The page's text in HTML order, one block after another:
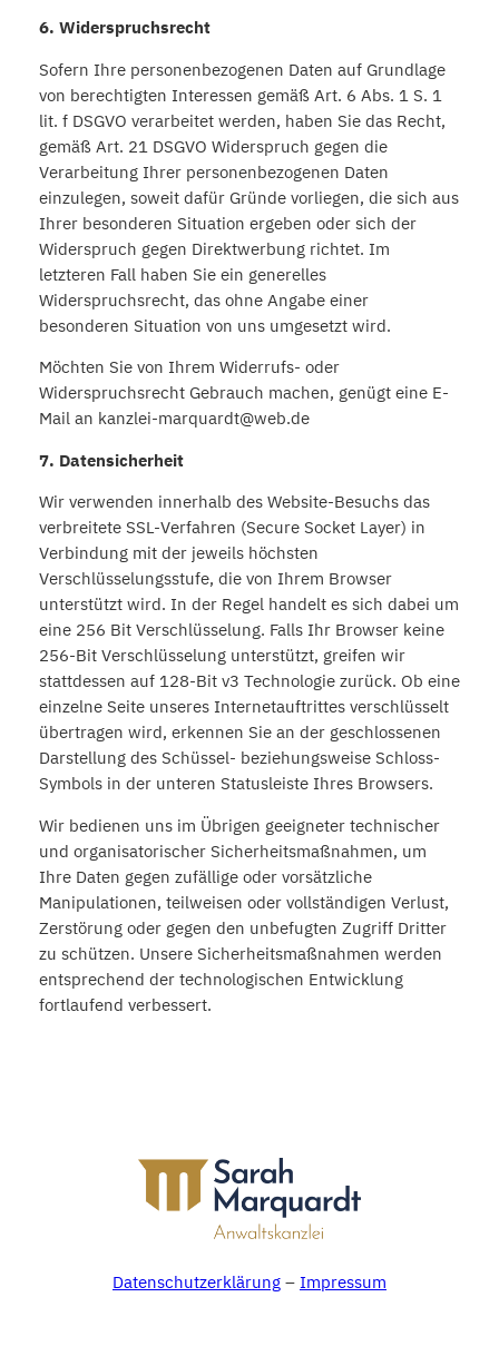
6. Widerspruchsrecht
Sofern Ihre personenbezogenen Daten auf Grundlage
von berechtigten Interessen gemäß Art. 6 Abs. 1 S. 1
lit. f DSGVO verarbeitet werden, haben Sie das Recht,
gemäß Art. 21 DSGVO Widerspruch gegen die
Verarbeitung Ihrer personenbezogenen Daten
einzulegen, soweit dafür Gründe vorliegen, die sich aus
Ihrer besonderen Situation ergeben oder sich der
Widerspruch gegen Direktwerbung richtet. Im
letzteren Fall haben Sie ein generelles
Widerspruchsrecht, das ohne Angabe einer
besonderen Situation von uns umgesetzt wird.
Möchten Sie von Ihrem Widerrufs- oder
Widerspruchsrecht Gebrauch machen, genügt eine E-
Mail an kanzlei-marquardt@web.de
7. Datensicherheit
Wir verwenden innerhalb des Website-Besuchs das
verbreitete SSL-Verfahren (Secure Socket Layer) in
Verbindung mit der jeweils höchsten
Verschlüsselungsstufe, die von Ihrem Browser
unterstützt wird. In der Regel handelt es sich dabei um
eine 256 Bit Verschlüsselung. Falls Ihr Browser keine
256-Bit Verschlüsselung unterstützt, greifen wir
stattdessen auf 128-Bit v3 Technologie zurück. Ob eine
einzelne Seite unseres Internetauftrittes verschlüsselt
übertragen wird, erkennen Sie an der geschlossenen
Darstellung des Schüssel- beziehungsweise Schloss-
Symbols in der unteren Statusleiste Ihres Browsers.
Wir bedienen uns im Übrigen geeigneter technischer
und organisatorischer Sicherheitsmaßnahmen, um
Ihre Daten gegen zufällige oder vorsätzliche
Manipulationen, teilweisen oder vollständigen Verlust,
Zerstörung oder gegen den unbefugten Zugriff Dritter
zu schützen. Unsere Sicherheitsmaßnahmen werden
entsprechend der technologischen Entwicklung
fortlaufend verbessert.
Datenschutzerklärung – Impressum